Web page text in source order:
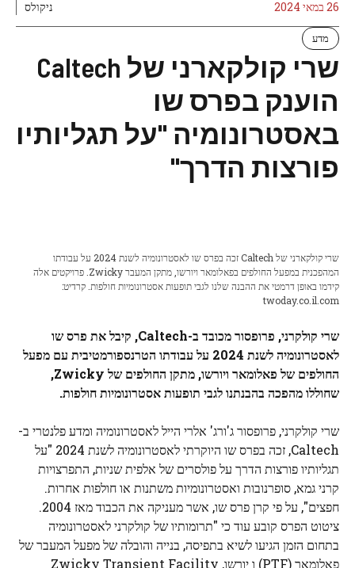
26 במאי 2024 ניקולס
מדע
שרי קולקארני של Caltech
הוענק בפרס שו
באסטרונומיה "על תגליותיו
פורצות הדרך"
שרי קולקארני של Caltech זכה בפרס שו לאסטרונומיה לשנת 2024 על עבודתו
המהפכנית במפעל החולפים בפאלומאר ויורשו, מתקן המעבר Zwicky. פרויקטים אלה
קידמו באופן דרמטי את ההבנה שלנו לגבי תופעות אסטרונומיות חולפות. קרדיט:
twoday.co.il.com
שרי קולקרני, פרופסור מכובד ב-Caltech, קיבל את פרס שו
לאסטרונומיה לשנת 2024 על עבודתו הטרנספורמטיבית עם מפעל
החולפים של פאלומאר ויורשו, מתקן החולפים של Zwicky,
שחוללו מהפכה בהבנתנו לגבי תופעות אסטרונומיות חולפות.
שרי קולקרני, פרופסור ג'ורג' אלרי הייל לאסטרונומיה ומדע פלנטרי ב-
Caltech, זכה בפרס שו היוקרתי לאסטרונומיה לשנת 2024 "על
תגליותיו פורצות הדרך על פולסרים של אלפית שניות, התפרצויות
קרני גמא, סופרנובות ואסטרונומיות משתנות או חולפות אחרות.
חפצים", על פי קרן פרס שו, אשר מעניקה את הכבוד מאז 2004.
ציטוט הפרס קובע עוד כי "תרומותיו של קולקרני לאסטרונומיה
בתחום הזמן הגיעו לשיא בתפיסה, בנייה והובלה של מפעל המעבר של
פאלומאר (PTF) ו יורשו, Zwicky Transient Facility